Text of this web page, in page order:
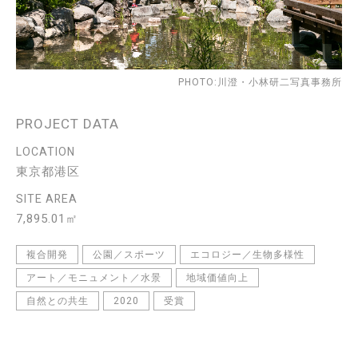
PHOTO:川澄・小林研二写真事務所
PROJECT DATA
LOCATION
東京都港区
SITE AREA
7,895.01㎡
複合開発 公園／スポーツ
エコロジー／生物多様性
アート／モニュメント／水景
地域価値向上
自然との共生
2020 受賞